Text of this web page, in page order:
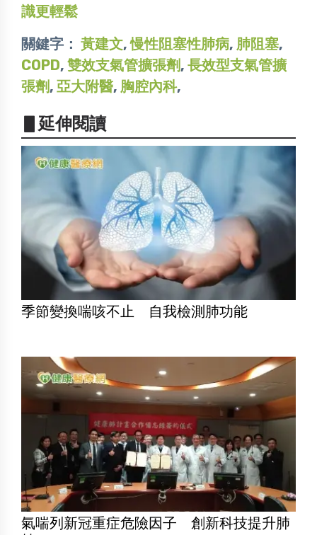
識更輕鬆
關鍵字： 黃建文,慢性阻塞性肺病, 肺阻塞,
COPD, 雙效支氣管擴張劑, 長效型支氣管擴
張劑, 亞大附醫, 胸腔內科,
▋延伸閱讀
季節變換喘咳不止 自我檢測肺功能
氣喘列新冠重症危險因子 創新科技提升肺